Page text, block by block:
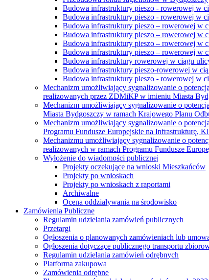
Budowa infrastruktury pieszo - rowerowej w
Budowa infrastruktury pieszo - rowerowej w
Budowa infrastruktury pieszo – rowerowej w
Budowa infrastruktury pieszo – rowerowej w
Budowa infrastruktury pieszo – rowerowej w
Budowa infrastruktury pieszo – rowerowej w
Budowa infrastruktury rowerowej w ciągu
Budowa infrastruktury pieszo-rowerowej w
Budowa infrastruktury pieszo - rowerowej w
Mechanizm umożliwiający sygnalizowanie o
realizowanych przez ZDMiKP w imieniu Miasta
Mechanizm umożliwiający sygnalizowanie o
Miasta Bydgoszczy w ramach Krajowego Planu
Mechanizm umożliwiający sygnalizowanie o
Programu Fundusze Europejskie na Infrastrukturę,
Mechanizmu umożliwiający sygnalizowanie o
realizowanych w ramach Programu Fundusze
Wyłożenie do wiadomości publicznej
Projekty oczekujące na wnioski Mieszkańców
Projekty po wnioskach
Projekty po wnioskach z raportami
Archiwalne
Ocena oddziaływania na środowisko
Zamówienia Publiczne
Regulamin udzielania zamówień publicznych
Przetargi
Ogłoszenia o planowanych zamówieniach lub
Ogłoszenia dotyczące publicznego transportu
Regulamin udzielania zamówień odrębnych
Platforma zakupowa
Zamówienia odrębne